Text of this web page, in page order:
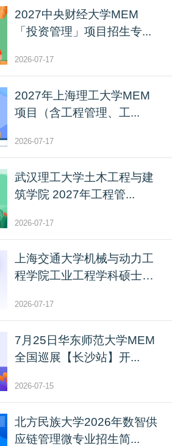
2027中央财经大学MEM
「投资管理」项目招生专...
2026-07-17
2027年上海理工大学MEM
项目（含工程管理、工...
2026-07-17
武汉理工大学土木工程与建
筑学院 2027年工程管...
2026-07-17
上海交通大学机械与动力工
程学院工业工程学科硕士
2026-07-17
7月25日华东师范大学MEM
全国巡展【长沙站】开...
2026-07-15
北方民族大学2026年数智供
应链管理微专业招生简...